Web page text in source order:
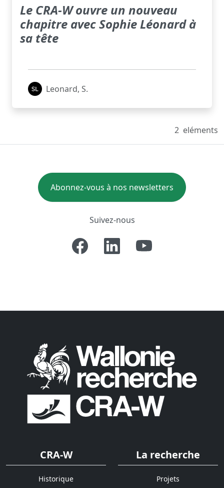
Le CRA-W ouvre un nouveau
chapitre avec Sophie Léonard à
sa tête
Leonard, S.
2 eléments
Abonnez-vous à nos newsletters
Suivez-nous
CRA-W
Historique
La recherche
Projets